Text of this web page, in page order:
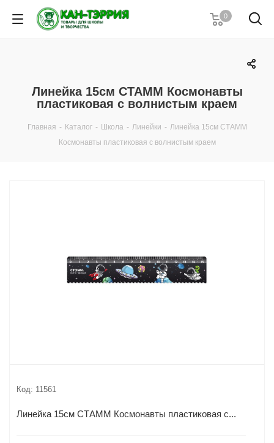
0
Линейка 15см СТАММ Космонавты
пластиковая с волнистым краем
Главная - Каталог - Школа - Линейки - Линейка 15см СТАММ
Космонавты пластиковая с волнистым краем
Код: 11561
Линейка 15см СТАММ Космонавты пластиковая с...